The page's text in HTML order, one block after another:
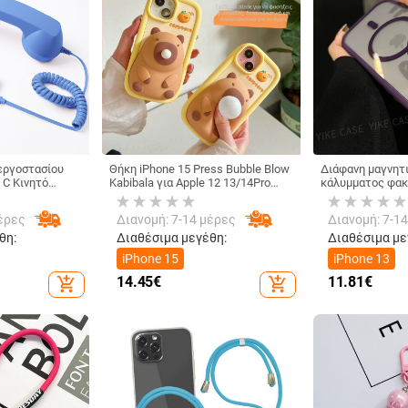
Κινητό
Ακουστικά
ακουστικό
add_shopping_cart
Θήκη iPhone 15 Press Bubble Blow
Kabibala για Apple 12 13/14Pro
Max, ανθεκτική σε πτώσεις 11"
Διανομή: 7-14 μέρες
Διαθέσιμα μεγέθη:
iPhone 15
14.45€ add_shopping_cart
Διάφανη
κάλυμματος
Pro Max –
Διανομή: 7-
Διαθέσιμα
iPhone 13
11.81€